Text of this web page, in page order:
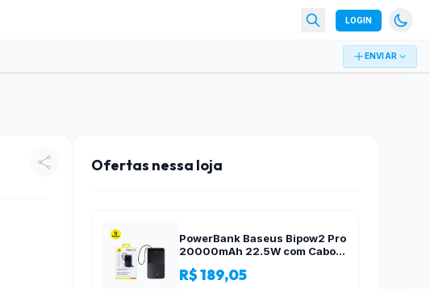
LOGIN
ENVIAR
Ofertas nessa loja
PowerBank Baseus Bipow2 Pro
20000mAh 22.5W com Cabo
EnerFill FC51
R$ 189,05